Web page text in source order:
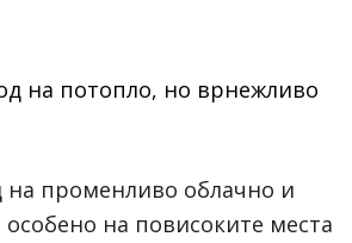
на променливо облачно и
на повисоките места